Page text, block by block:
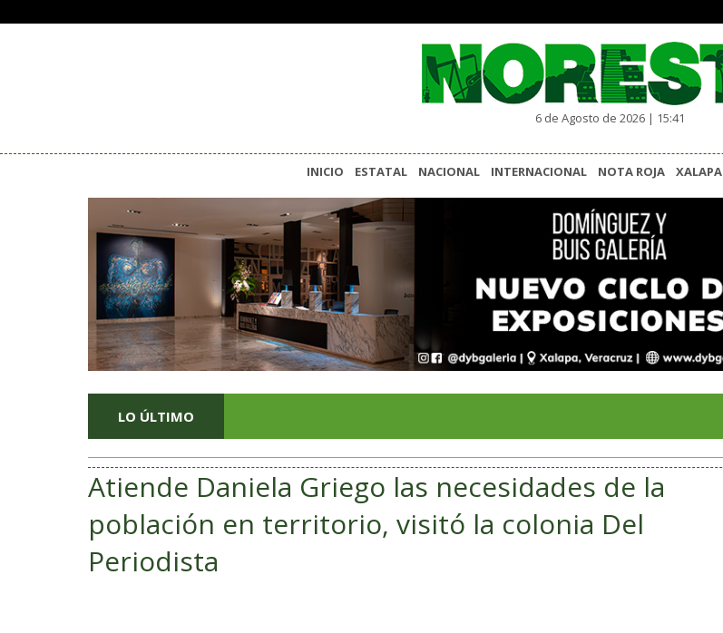
6 de Agosto de 2026 | 15:41
INICIO ESTATAL NACIONAL INTERNACIONAL NOTA ROJA XALAPA
LO ÚLTIMO
Atiende Daniela Griego las necesidades de la
población en territorio, visitó la colonia Del
Periodista